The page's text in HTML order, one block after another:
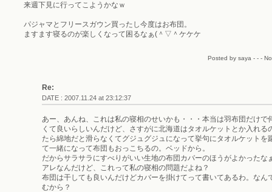
来週下見に行ってこようかなｗ
パジャマとフリースガウン買ったし今度はお布団。
ますます寝るのが楽しくなって困るなぁ(＾▽＾ケケケ
Posted by saya - - -
Re:
DATE : 2007.11.24 at 23:12:37
あー、あんね、これは私の寝相のせいかも・・・本当は羽布団だけで
くて良いらしいんだけど、さすがに北海道はタオルケットとか入れる
たら綿地だと滑らなくてグジュグジュになって挙句にタオルケットを
て一緒になって布団もおっこちるの。ベッドから。
だからサラサラにすべりがいい生地の布団カバーのほうがよかったな
アレなんだけど、これって私の寝相の問題だよね？
布団は干しても良いんだけどカバーを掛けてって書いてあるわ。なん
むから？